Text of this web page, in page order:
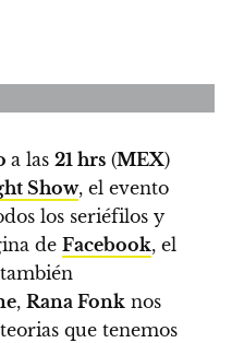
a las 21 hrs (MEX)
Show, el evento
los seriéfilos y
de Facebook, el
, Rana Fonk nos
que tenemos